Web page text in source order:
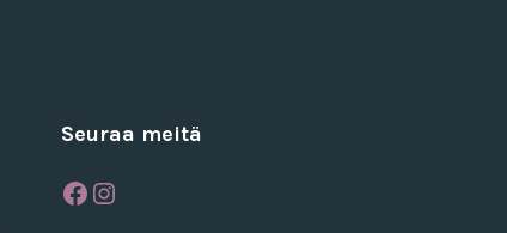
Seuraa meitä
Facebook
Instagram